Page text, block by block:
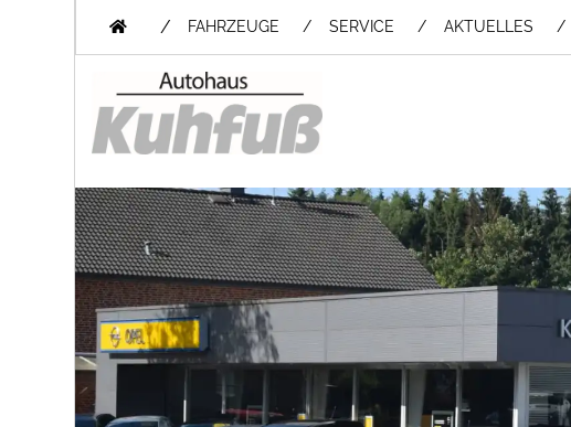
/ FAHRZEUGE SERVICE AKTUELLES